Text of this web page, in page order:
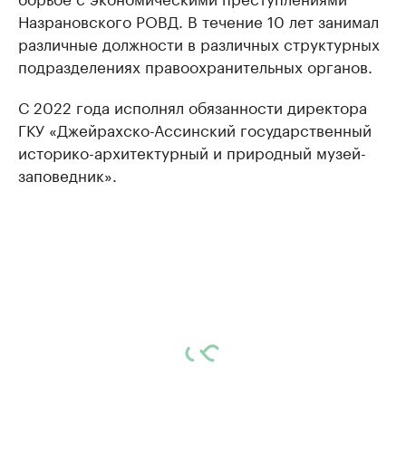
Назрановского РОВД. В течение 10 лет занимал
различные должности в различных структурных
подразделениях правоохранительных органов.
С 2022 года исполнял обязанности директора
ГКУ «Джейрахско-Ассинский государственный
историко-архитектурный и природный музей-
заповедник».